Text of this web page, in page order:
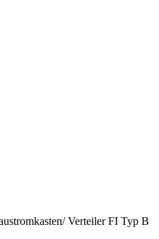
Verteiler FI Typ B